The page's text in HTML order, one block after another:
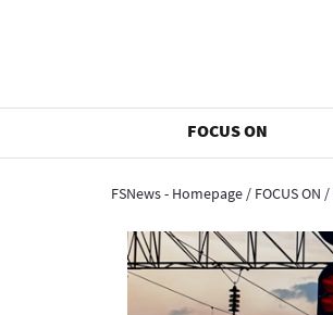
FOCUS ON
FSNews - Homepage / FOCUS ON /